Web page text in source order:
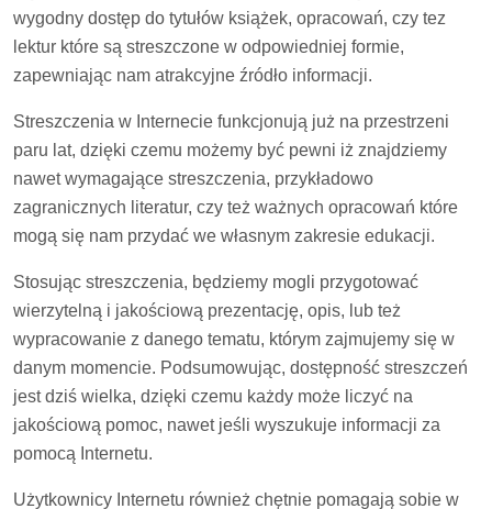
wygodny dostęp do tytułów książek, opracowań, czy tez
lektur które są streszczone w odpowiedniej formie,
zapewniając nam atrakcyjne źródło informacji.
Streszczenia w Internecie funkcjonują już na przestrzeni
paru lat, dzięki czemu możemy być pewni iż znajdziemy
nawet wymagające streszczenia, przykładowo
zagranicznych literatur, czy też ważnych opracowań które
mogą się nam przydać we własnym zakresie edukacji.
Stosując streszczenia, będziemy mogli przygotować
wierzytelną i jakościową prezentację, opis, lub też
wypracowanie z danego tematu, którym zajmujemy się w
danym momencie. Podsumowując, dostępność streszczeń
jest dziś wielka, dzięki czemu każdy może liczyć na
jakościową pomoc, nawet jeśli wyszukuje informacji za
pomocą Internetu.
Użytkownicy Internetu również chętnie pomagają sobie w